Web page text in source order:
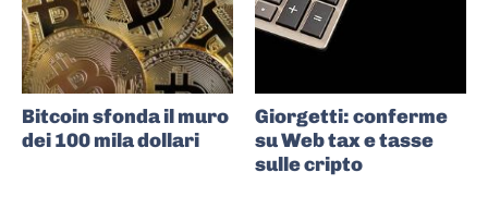
Bitcoin sfonda il muro
dei 100 mila dollari
Giorgetti: conferme
su Web tax e tasse
sulle cripto